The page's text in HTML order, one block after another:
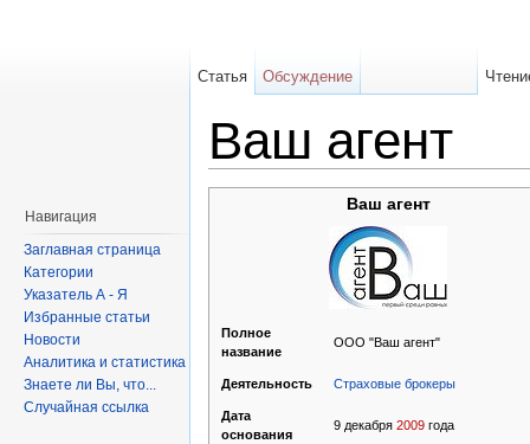
Ваш агент
Ваш агент
Полное
название
ООО "Ваш агент"
Деятельность Страховые брокеры
Дата
основания
9 декабря 2009года
Статья Обсуждение
Навигация
Заглавная страница
Категории
Указатель А - Я
Избранные статьи
Новости
Аналитика и статистика
Знаете ли Вы, что...
Случайная ссылка